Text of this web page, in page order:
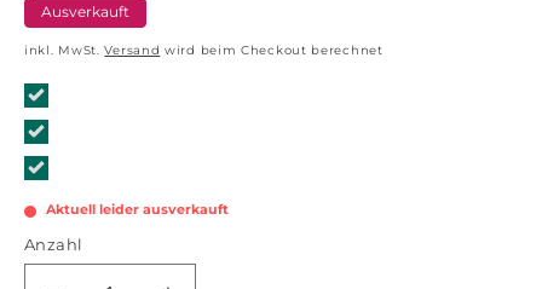
Ausverkauft
inkl. MwSt.Versand wird beim Checkout berechnet
Aktuell leider ausverkauft
Anzahl